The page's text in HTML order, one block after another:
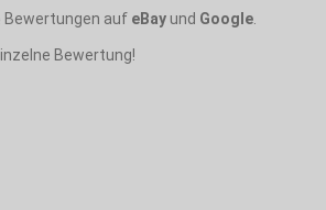
Bewertungen auf eBayund Google
Bewertung!